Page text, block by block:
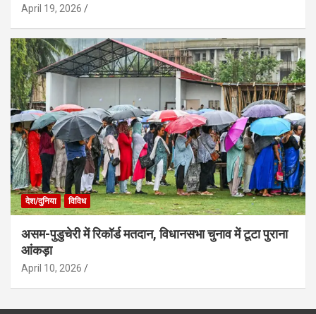
April 19, 2026
देश/दुनिया विविध
असम-पुडुचेरी में रिकॉर्ड मतदान, विधानसभा चुनाव में टूटा पुराना
आंकड़ा
April 10, 2026